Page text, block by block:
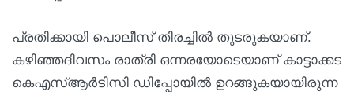
പ്രതിക്കായി പൊലീസ് തിരച്ചില്‍ തുടരുകയാണ്.
കഴിഞ്ഞദിവസം രാത്രി ഒന്നരയോടെയാണ് കാട്ടാക്കട
കെഎസ്ആര്‍ടിസി ഡിപ്പോയില്‍ ഉറങ്ങുകയായിരുന്ന